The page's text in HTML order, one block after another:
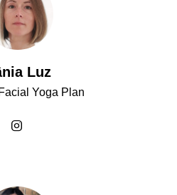
Luz
Yoga Plan